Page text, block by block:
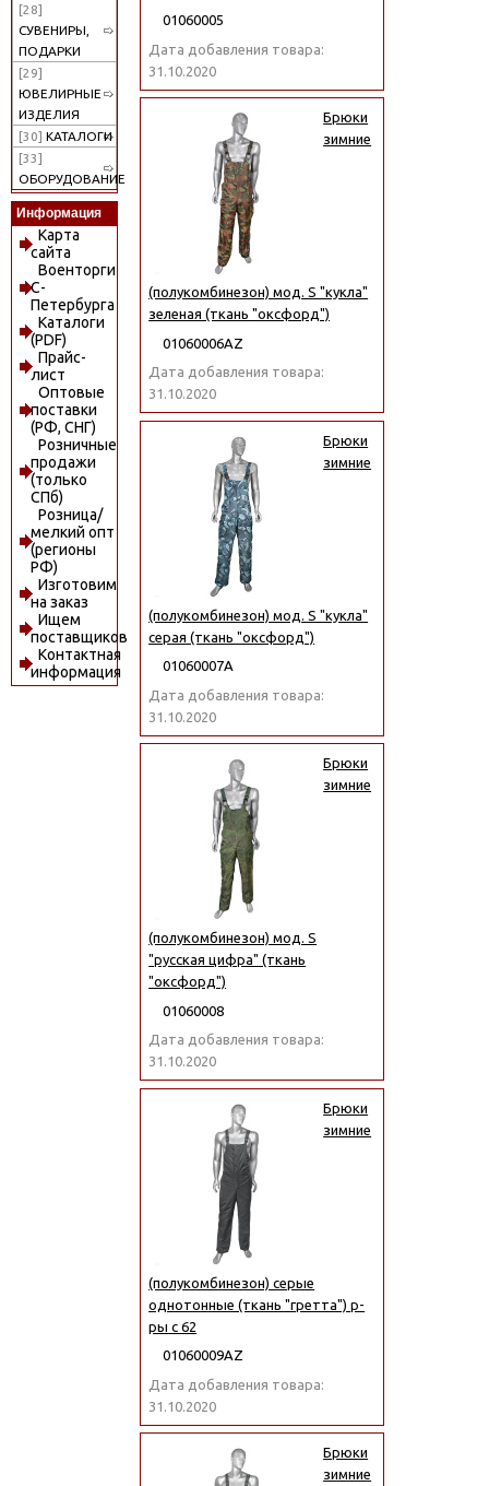
[28]
СУВЕНИРЫ,
ПОДАРКИ
[29]
ЮВЕЛИРНЫЕ
ИЗДЕЛИЯ
[30] КАТАЛОГИ
[33]
ОБОРУДОВАНИЕ
Информация
Карта
сайта
Военторги
С-
Петербурга
Каталоги
(PDF)
Прайс-
лист
Оптовые
поставки
(РФ, СНГ)
Розничные
продажи
(только
СПб)
Розница/
мелкий опт
(регионы
РФ)
Изготовим
на заказ
Ищем
поставщиков
Контактная
информация
01060005
Дата добавления товара:
31.10.2020
Брюки
зимние
(полукомбинезон) мод. S "кукла"
зеленая (ткань "оксфорд")
01060006АZ
Дата добавления товара:
31.10.2020
Брюки
зимние
(полукомбинезон) мод. S "кукла"
серая (ткань "оксфорд")
01060007А
Дата добавления товара:
31.10.2020
Брюки
зимние
(полукомбинезон) мод. S
"русская цифра" (ткань
"оксфорд")
01060008
Дата добавления товара:
31.10.2020
Брюки
зимние
(полукомбинезон) серые
однотонные (ткань "гретта") р-
ры с 62
01060009АZ
Дата добавления товара:
31.10.2020
Брюки
зимние